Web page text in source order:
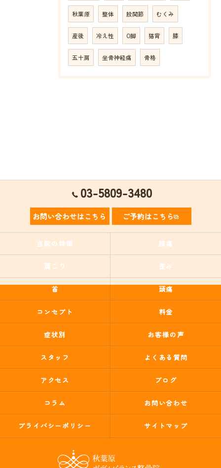
秋葉原 整体 股関節 むくみ
産後 冷え性 O脚 猫背 膝
五十肩 坐骨神経痛 骨格
03-5809-3480
お問い合わせはこちら ご予約はこちら
当院の特徴 腰痛
肩こり 歪み
首 頭痛
コンセプト 料金
症状別 お客様の声
スタッフ よくある質問
アクセス ブログ
コラム お問い合わせ
プライバシーポリシー サイトマップ